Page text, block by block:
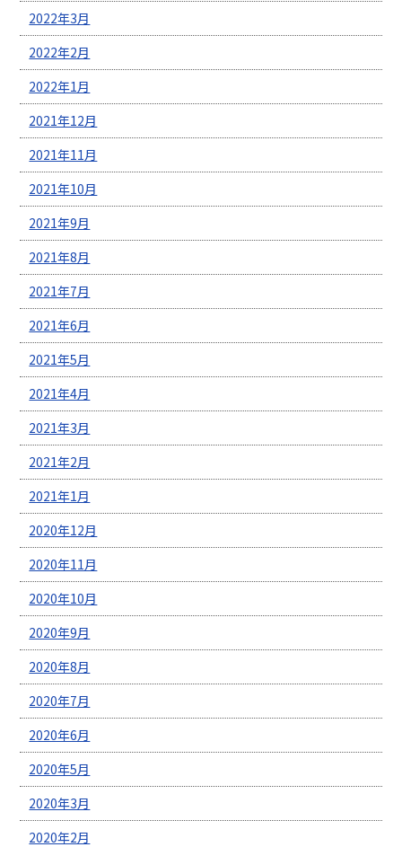
2022年3月
2022年2月
2022年1月
2021年12月
2021年11月
2021年10月
2021年9月
2021年8月
2021年7月
2021年6月
2021年5月
2021年4月
2021年3月
2021年2月
2021年1月
2020年12月
2020年11月
2020年10月
2020年9月
2020年8月
2020年7月
2020年6月
2020年5月
2020年3月
2020年2月